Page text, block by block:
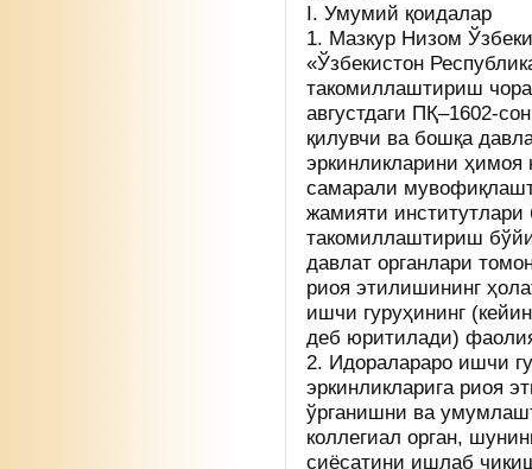
I. Умумий қоидалар
1. Мазкур Низом
«Ўзбекистон
такомиллаштириш
августдаги ПҚ–1602-
қилувчи ва бошқа
эркинликларини
самарали
жамияти институтлари
такомиллаштириш
давлат органлари
риоя этилишининг
ишчи гуруҳининг
деб юритилади)
2. Идоралараро ишчи
эркинликларига риоя
ўрганишни ва
коллегиал орган,
сиёсатини ишлаб